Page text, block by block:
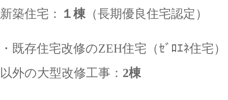
新築住宅： １棟（長期優良住宅認定）
・既存住宅改修のZEH住宅（ｾﾞﾛｴﾈ住宅
以外の大型改修工事： 2棟